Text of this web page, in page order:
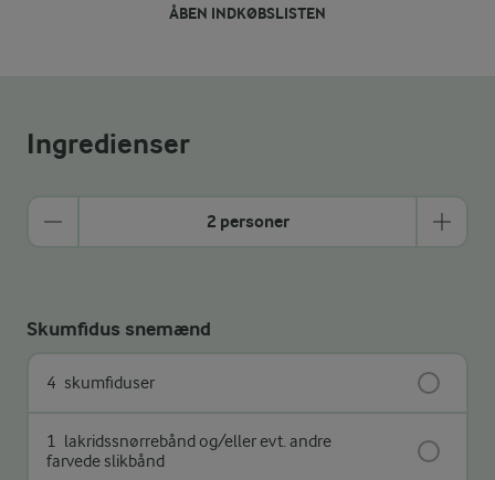
ÅBEN INDKØBSLISTEN
Ingredienser
2 personer
Skumfidus snemænd
4 skumfiduser
1 lakridssnørrebånd og/eller evt. andre
farvede slikbånd